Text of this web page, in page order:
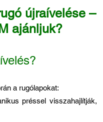
újraívelése –
ajánljuk?
a rugólapokat:
préssel visszahajlítják,